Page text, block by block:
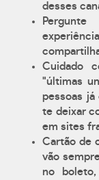
desses
Cuidado
"últimas
pessoas já
te deixar
em sites
Cartão de
vão
no